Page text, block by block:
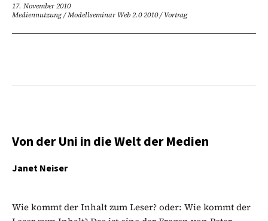
17. November 2010
Mediennutzung/Modellseminar Web 2.0 2010/Vortrag
Von der Uni in die Welt der Medien
Janet Neiser
Wie kommt der Inhalt zum Leser? oder: Wie kommt der